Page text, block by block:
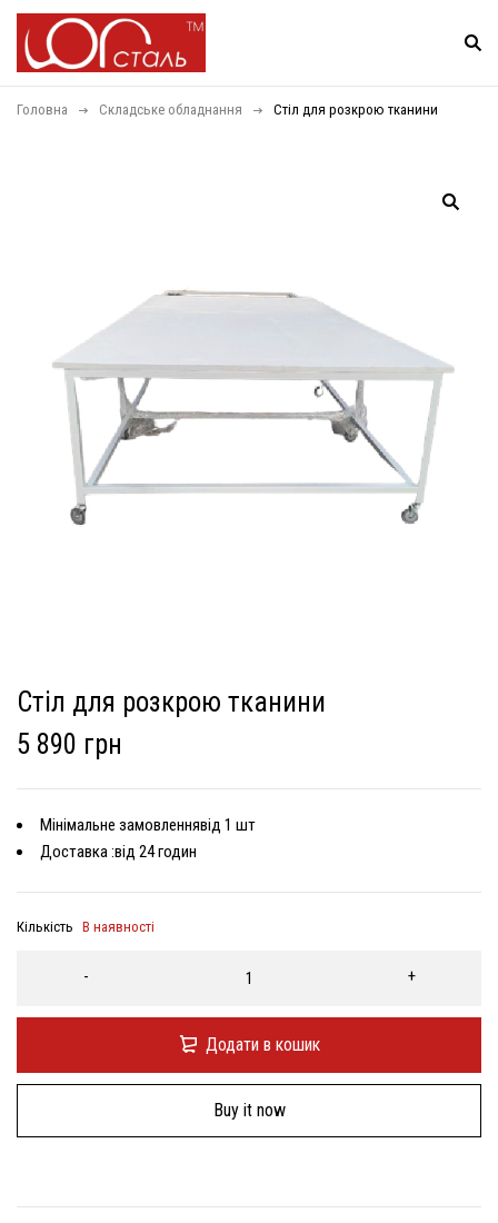
Головна Складське обладнання Стіл для розкрою тканини
Стіл для розкрою тканини
5 890 грн
Мінімальне замовленнявід 1 шт
Доставка :від 24 годин
Кількість В наявності
Додати в кошик
Buy it now